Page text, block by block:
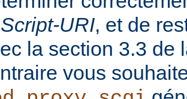
Script-URI, et de
la section 3.3 de
vous